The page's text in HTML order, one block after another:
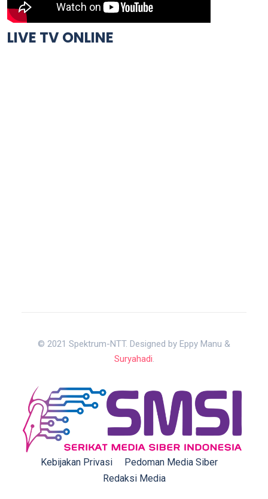
LIVE TV ONLINE
© 2021 Spektrum-NTT. Designed by Eppy Manu &
Suryahadi.
Kebijakan Privasi
Pedoman Media Siber
Redaksi Media